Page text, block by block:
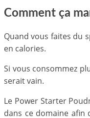
Comment ça
Quand vous faites du
en calories.
Si vous consommez
serait vain.
Le Power Starter
dans ce domaine